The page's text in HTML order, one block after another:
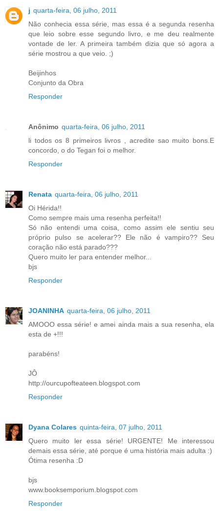
j quarta-feira, 06 julho, 2011
Não conhecia essa série, mas essa é a segunda resenha
que leio sobre esse segundo livro, e me deu realmente
vontade de ler. A primeira também dizia que só agora a
série mostrou a que veio. ;)
Beijinhos
Conjunto da Obra
Responder
Anônimo quarta-feira, 06 julho, 2011
li todos os 8 primeiros livros , acredite sao muito bons.E
concordo, o do Tegan foi o melhor.
Responder
Renata quarta-feira, 06 julho, 2011
Oi Hérida!!
Como sempre mais uma resenha perfeita!!
Só não entendi uma coisa, como assim ele sentiu seu
próprio pulso se acelerar?? Ele não é vampiro?? Seu
coração não está parado???
Quero muito ler para entender melhor...
bjs
Responder
JOANINHA quarta-feira, 06 julho, 2011
AMOOO essa série! e amei ainda mais a sua resenha, ela
esta de +!!!
parabéns!
JÔ
http://ourcupofteateen.blogspot.com
Responder
Dyana Colares quinta-feira, 07 julho, 2011
Quero muito ler essa série! URGENTE! Me interessou
demais essa série, até porque é uma história mais adulta :)
Ótima resenha :D
bjs
www.booksemporium.blogspot.com
Responder